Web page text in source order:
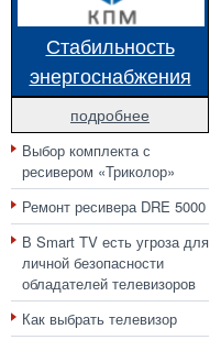
Стабильность
энергоснабжения
подробнее
Выбор комплекта с
ресивером «Триколор»
Ремонт ресивера DRE 5000
В Smart TV есть угроза для
личной безопасности
обладателей телевизоров
Как выбрать телевизор